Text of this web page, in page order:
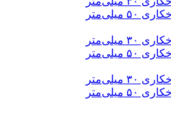
میلی‌متر
میلی‌متر
میلی‌متر
میلی‌متر
میلی‌متر